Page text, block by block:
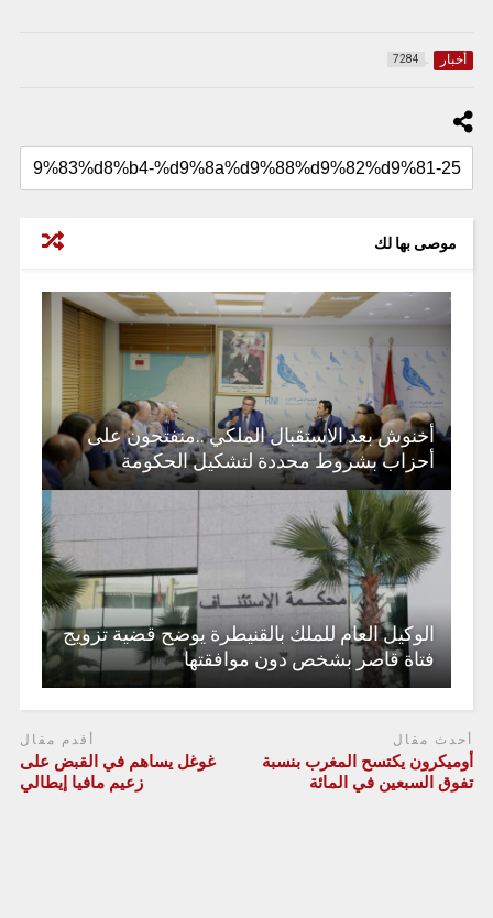
أخبار 7284
موصى بها لك
أخنوش بعد الاستقبال الملكي ..منفتحون على
أحزاب بشروط محددة لتشكيل الحكومة
الوكيل العام للملك بالقنيطرة يوضح قضية تزويج
فتاة قاصر بشخص دون موافقتها
أحدث مقال
أوميكرون يكتسح المغرب بنسبة
تفوق السبعين في المائة
أقدم مقال
غوغل يساهم في القبض على
زعيم مافيا إيطالي